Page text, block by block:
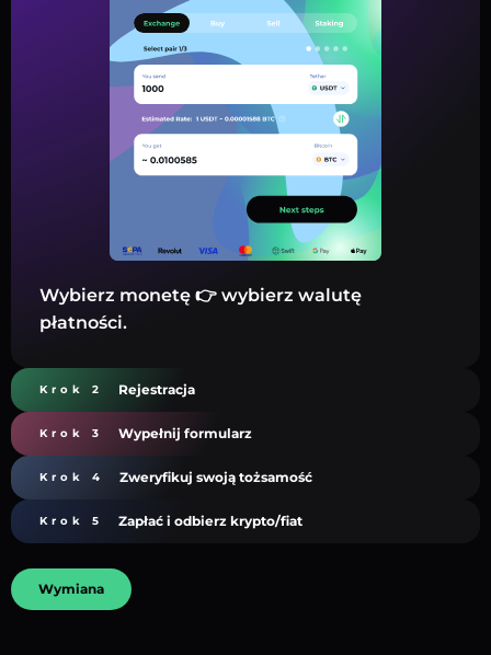
Wybierz monetę 👉 wybierz walutę
płatności.
Krok 2 Rejestracja
Krok 3 Wypełnij formularz
Krok 4 Zweryfikuj swoją tożsamość
Krok 5 Zapłać i odbierz krypto/fiat
Wymiana